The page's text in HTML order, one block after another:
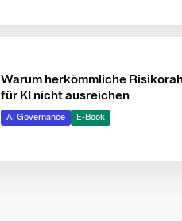
Warum herkömmliche
für KI nicht ausreichen
AI Governance E-Book